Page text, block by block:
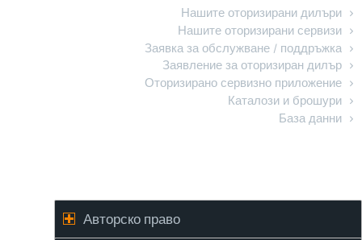
Нашите оторизирани дилъри
Нашите оторизирани сервизи
Заявка за обслужване / поддръжка
Заявление за оторизиран дилър
Оторизирано сервизно приложение
Каталози и брошури
База данни
Авторско право